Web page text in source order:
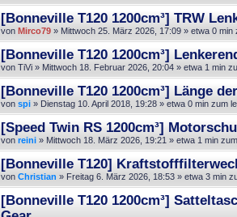
[Bonneville T120 1200cm³] TRW
von Mirco79 » Mittwoch 25. März 2026, 17:09 » etwa 0 min
[Bonneville T120 1200cm³]
von TiVi » Mittwoch 18. Februar 2026, 20:04 » etwa 1 min
[Bonneville T120 1200cm³] Länge
von spi » Dienstag 10. April 2018, 19:28 » etwa 0 min zum
[Speed Twin RS 1200cm³]
von reini » Mittwoch 18. März 2026, 19:21 » etwa 1 min
[Bonneville T120]
von Christian » Freitag 6. März 2026, 18:53 » etwa 3 min
[Bonneville T120 1200cm³]